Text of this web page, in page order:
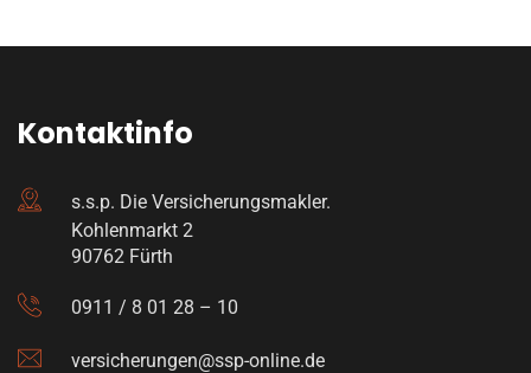
Kontaktinfo
s.s.p. Die Versicherungsmakler.
Kohlenmarkt 2
90762 Fürth
0911 / 8 01 28 – 10
versicherungen@ssp-online.de